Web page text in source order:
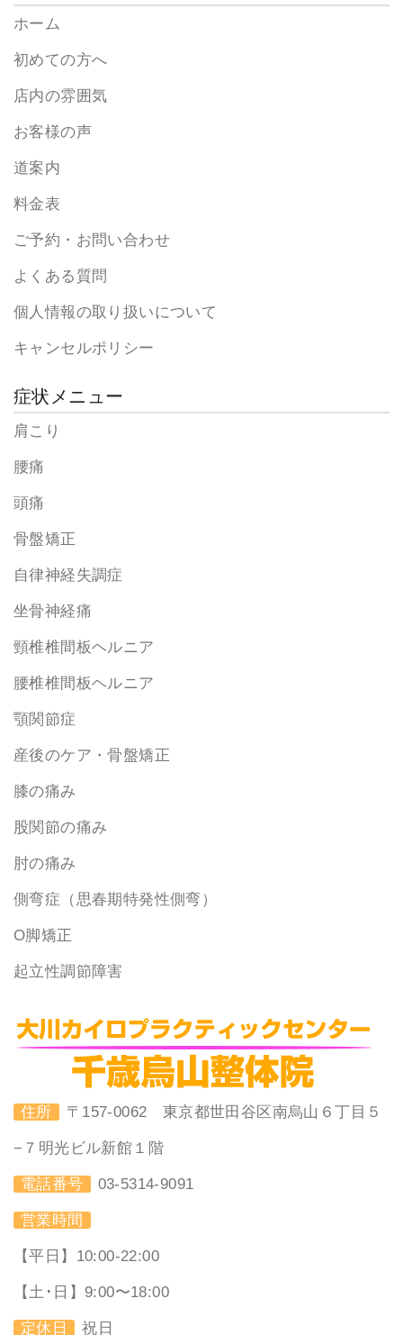
ホーム
初めての方へ
店内の雰囲気
お客様の声
道案内
料金表
ご予約・お問い合わせ
よくある質問
個人情報の取り扱いについて
キャンセルポリシー
症状メニュー
肩こり
腰痛
頭痛
骨盤矯正
自律神経失調症
坐骨神経痛
頸椎椎間板ヘルニア
腰椎椎間板ヘルニア
顎関節症
産後のケア・骨盤矯正
膝の痛み
股関節の痛み
肘の痛み
側弯症（思春期特発性側弯）
O脚矯正
起立性調節障害
住所 〒157-0062 東京都世田谷区南烏山６丁目５
−７明光ビル新館１階
電話番号 03-5314-9091
営業時間
【平日】10:00-22:00
【土･日】9:00〜18:00
定休日 祝日